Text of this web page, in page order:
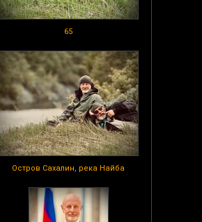
65
Остров Сахалин, река Найба